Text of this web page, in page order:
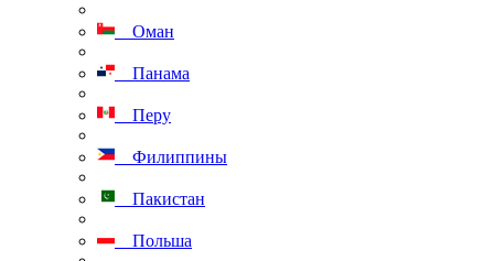
Оман
Панама
Перу
Филиппины
Пакистан
Польша